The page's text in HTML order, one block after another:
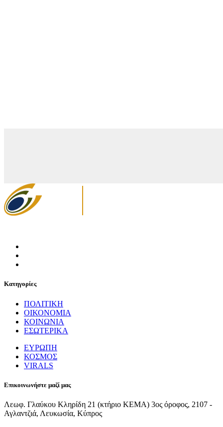
Κατηγορίες
ΠΟΛΙΤΙΚΗ
ΟΙΚΟΝΟΜΙΑ
ΚΟΙΝΩΝΙΑ
ΕΣΩΤΕΡΙΚΑ
ΕΥΡΩΠΗ
ΚΟΣΜΟΣ
VIRALS
Επικοινωνήστε μαζί μας
Λεωφ. Γλαύκου Κληρίδη 21 (κτήριο ΚΕΜΑ) 3ος όροφος, 2107 -
Αγλαντζιά, Λευκωσία, Κύπρος